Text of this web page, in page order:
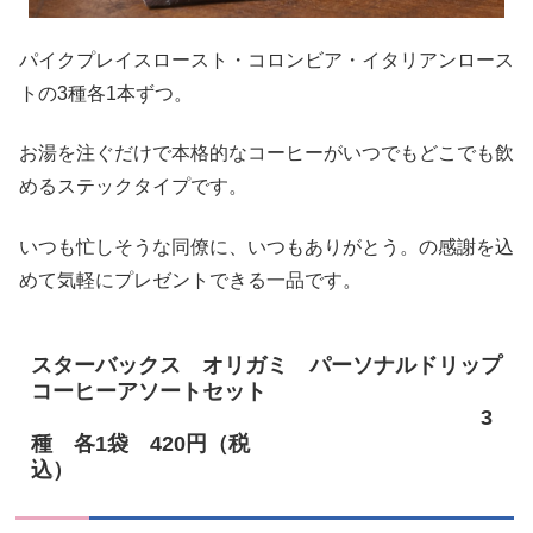
パイクプレイスロースト・コロンビア・イタリアンロース
トの3種各1本ずつ。
お湯を注ぐだけで本格的なコーヒーがいつでもどこでも飲
めるステックタイプです。
いつも忙しそうな同僚に、いつもありがとう。の感謝を込
めて気軽にプレゼントできる一品です。
スターバックス オリガミ パーソナルドリップ
コーヒーアソートセット
3
種 各1袋 420円（税
込）